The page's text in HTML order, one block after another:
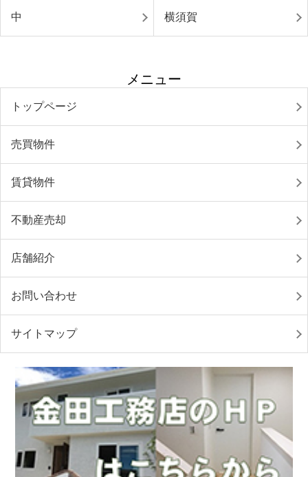
中 横須賀
メニュー
トップページ
売買物件
賃貸物件
不動産売却
店舗紹介
お問い合わせ
サイトマップ